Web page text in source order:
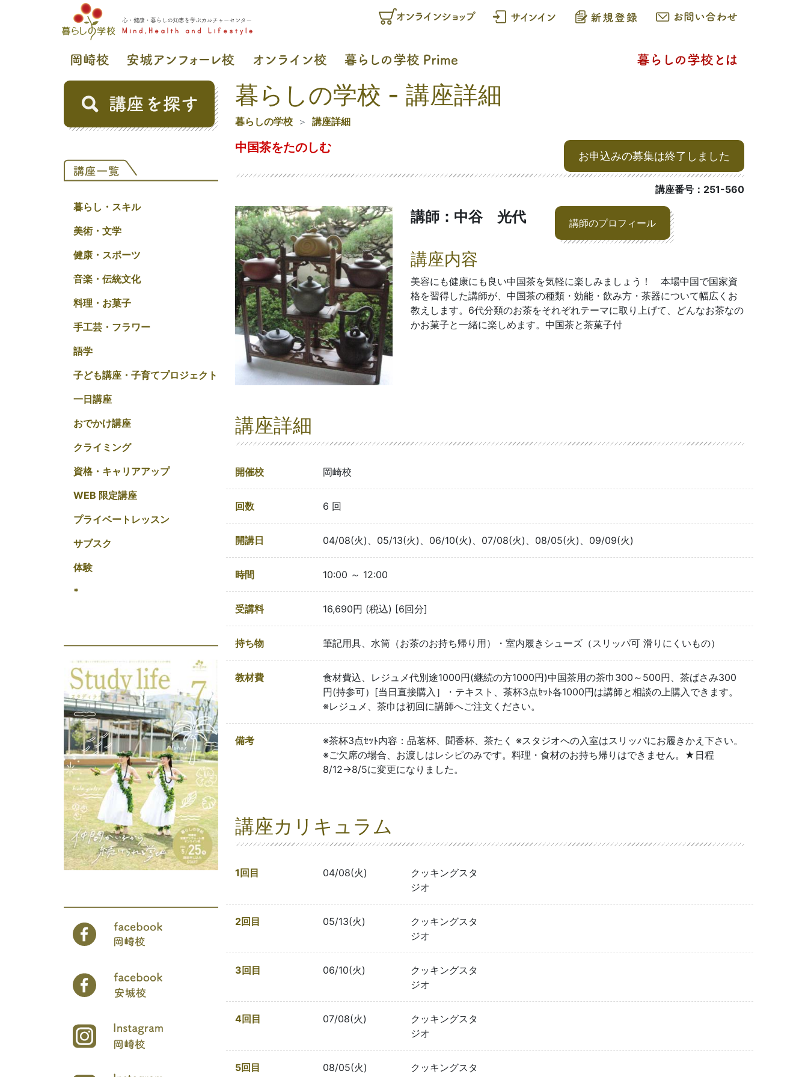
暮らし・スキル
美術・文学
健康・スポーツ
音楽・伝統文化
料理・お菓子
手工芸・フラワー
語学
子ども講座・子育てプロジェクト
一日講座
おでかけ講座
クライミング
資格・キャリアアップ
WEB 限定講座
プライベートレッスン
サブスク
体験
*
暮らしの学校 - 講座詳細
暮らしの学校 講座詳細
中国茶をたのしむ
お申込みの募集は終了しました
講座番号：251-560
講師：中谷 光代 講師のプロフィール
講座内容
美容にも健康にも良い中国茶を気軽に楽しみましょう！ 本場中国で国家資
格を習得した講師が、中国茶の種類・効能・飲み方・茶器について幅広くお
教えします。6代分類のお茶をそれぞれテーマに取り上げて、どんなお茶なの
かお菓子と一緒に楽しめます。中国茶と茶菓子付
講座詳細
開催校 岡崎校
回数 6 回
開講日 04/08(火)、05/13(火)、06/10(火)、07/08(火)、08/05(火)、09/09(火)
時間 10:00 ～ 12:00
受講料 16,690円 (税込) [6回分]
持ち物 筆記用具、水筒（お茶のお持ち帰り用）・室内履きシューズ（スリッパ可 滑りにくいもの）
教材費
食材費込、レジュメ代別途1000円(継続の方1000円)中国茶用の茶巾300～500円、茶ばさみ300
円(持参可）[当日直接購入］・テキスト、茶杯3点ｾｯﾄ各1000円は講師と相談の上購入できます。
※レジュメ、茶巾は初回に講師へご注文ください。
備考
※茶杯3点ｾｯﾄ内容：品茗杯、聞香杯、茶たく ※スタジオへの入室はスリッパにお履きかえ下さい。
※ご欠席の場合、お渡しはレシピのみです。料理・食材のお持ち帰りはできません。★日程
8/12→8/5に変更になりました。
講座カリキュラム
1回目 04/08(火)
クッキングスタ
ジオ
2回目 05/13(火)
クッキングスタ
ジオ
3回目 06/10(火)
クッキングスタ
ジオ
4回目 07/08(火)
クッキングスタ
ジオ
5回目 08/05(火)
クッキングスタ